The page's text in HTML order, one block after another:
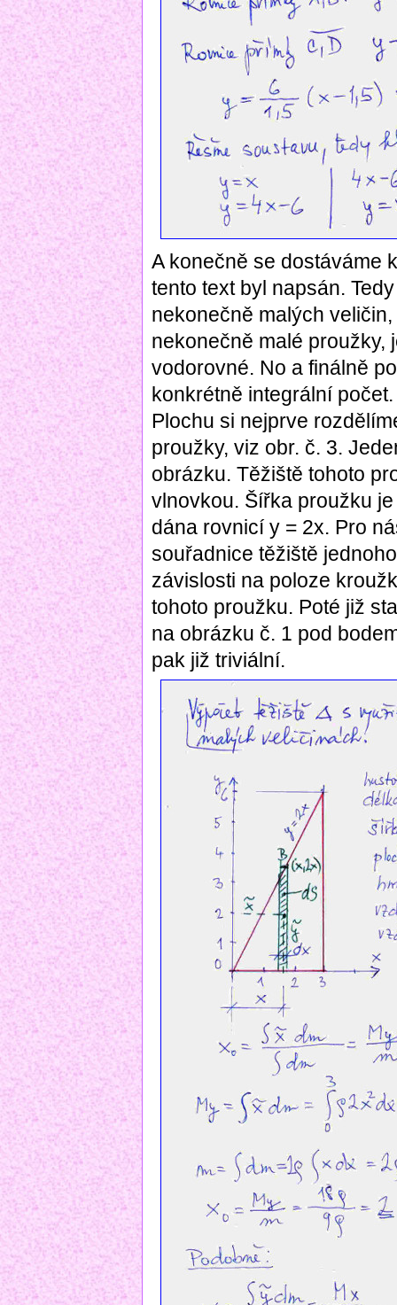
A konečně se dostáváme
tento text byl napsán.
nekonečně malých
nekonečně malé proužky,
vodorovné. No a finálně
konkrétně integrální
Plochu si nejprve
proužky, viz obr. č. 3.
obrázku. Těžiště tohoto
vlnovkou. Šířka proužku
dána rovnicí y = 2x. Pro
souřadnice těžiště
závislosti na poloze
tohoto proužku. Poté již
na obrázku č. 1 pod
pak již triviální.